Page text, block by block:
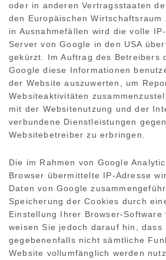
oder in anderen Vertragsstaaten
den Europäischen Wirtschaftsraum
in Ausnahmefällen wird die volle
Server von Google in den USA
gekürzt. Im Auftrag des Betreibers
Google diese Informationen
der Website auszuwerten, um
Websiteaktivitäten
mit der Websitenutzung und der
verbundene Dienstleistungen
Websitebetreiber zu erbringen.
Die im Rahmen von Google
Browser übermittelte IP-Adresse
Daten von Google
Speicherung der Cookies durch
Einstellung Ihrer Browser-Software
weisen Sie jedoch darauf hin, dass
gegebenenfalls nicht sämtliche
Website vollumfänglich werden